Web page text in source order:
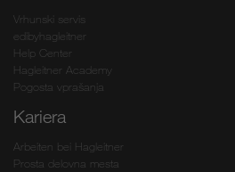
Vrhunski servis
edibyhagleitner
Help Center
Hagleitner Academy
Pogosta vprašanja
Kariera
Arbeiten bei Hagleitner
Prosta delovna mesta